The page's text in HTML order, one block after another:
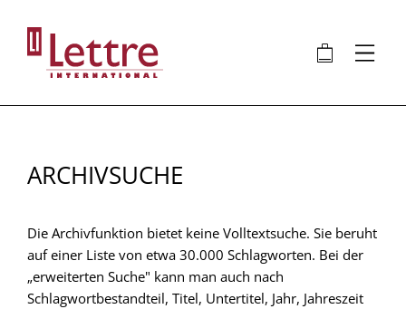
Inhalt
🛍 ⋮
ARCHIVSUCHE
Die Archivfunktion bietet keine Volltextsuche. Sie beruht
auf einer Liste von etwa 30.000 Schlagworten. Bei der
„erweiterten Suche" kann man auch nach
Schlagwortbestandteil, Titel, Untertitel, Jahr, Jahreszeit